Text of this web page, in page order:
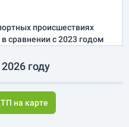
происшествиях
в сравнении с 2023 годом
году
на карте